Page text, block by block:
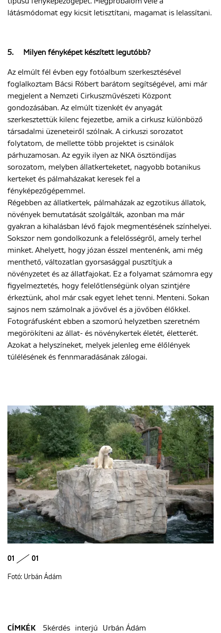
látásmódomat egy kicsit letisztítani, magamat is lelassítani.
5. Milyen fényképet készített legutóbb?
Az elmúlt fél évben egy fotóalbum szerkesztésével
foglalkoztam Bácsi Róbert barátom segítségével, ami már
megjelent a Nemzeti Cirkuszművészeti Központ
gondozásában. Az elmúlt tizenkét év anyagát
szerkesztettük kilenc fejezetbe, amik a cirkusz különböző
társadalmi üzeneteiről szólnak. A cirkuszi sorozatot
folytatom, de mellette több projektet is csinálok
párhuzamosan. Az egyik ilyen az NKA ösztöndíjas
sorozatom, melyben állatkerteketet, nagyobb botanikus
kerteket és pálmaházakat keresek fel a
fényképezőgépemmel.
Régebben az állatkertek, pálmaházak az egzotikus állatok,
növények bemutatását szolgálták, azonban ma már
gyakran a kihalásban lévő fajok megmentésének színhelyei.
Sokszor nem gondolkozunk a felelősségről, amely terhel
minket. Ahelyett, hogy józan ésszel mentenénk, ami még
menthető, változatlan gyorsasággal pusztítjuk a
növényzetet és az állatfajokat. Ez a folyamat számomra egy
figyelmeztetés, hogy felelőtlenségünk olyan szintjére
érkeztünk, ahol már csak egyet lehet tenni. Menteni. Sokan
sajnos nem számolnak a jövővel és a jövőben élőkkel.
Fotográfusként ebben a szomorú helyzetben szeretném
megörökíteni az állat- és növénykertek életét, életterét.
Azokat a helyszíneket, melyek jelenleg eme élőlények
túlélésének és fennmaradásának zálogai.
01 01
Fotó: Urbán Ádám
CÍMKÉK 5kérdés interjú Urbán Ádám